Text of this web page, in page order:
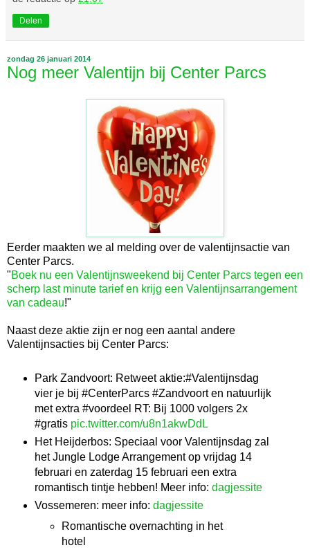
Delen
zondag 26 januari 2014
Nog meer Valentijn bij Center Parcs
Eerder maakten we al melding over de valentijnsactie van
Center Parcs.
"Boek nu een Valentijnsweekend bij Center Parcs tegen een
scherp last minute tarief en krijg een Valentijnsarrangement
van cadeau!"
Naast deze aktie zijn er nog een aantal andere
Valentijnsacties bij Center Parcs:
Park Zandvoort: Retweet aktie:#Valentijnsdag
vier je bij #CenterParcs #Zandvoort en natuurlijk
met extra #voordeel RT: Bij 1000 volgers 2x
#gratis pic.twitter.com/u8n1akwDdL
Het Heijderbos: Speciaal voor Valentijnsdag zal
het Jungle Lodge Arrangement op vrijdag 14
februari en zaterdag 15 februari een extra
romantisch tintje hebben! Meer info: dagjessite
Vossemeren: meer info: dagjessite
Romantische overnachting in het
hotel